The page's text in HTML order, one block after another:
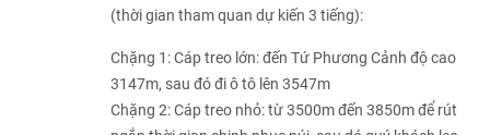
(thời gian tham quan dự kiến 3 tiếng):
Chặng 1: Cáp treo lớn: đến Tứ Phương Cảnh độ cao
3147m, sau đó đi ô tô lên 3547m
Chặng 2: Cáp treo nhỏ: từ 3500m đến 3850m để rút